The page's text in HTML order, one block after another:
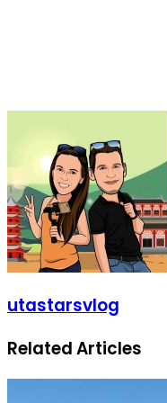
utastarsvlog
Related Articles